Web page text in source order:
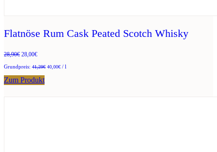
Flatnöse Rum Cask Peated Scotch Whisky
28,90€ Ursprünglicher
war:
28,90€
28,00€Aktueller
ist:
28,00€.
41,29€ 40,00€ / l
Zum Produkt